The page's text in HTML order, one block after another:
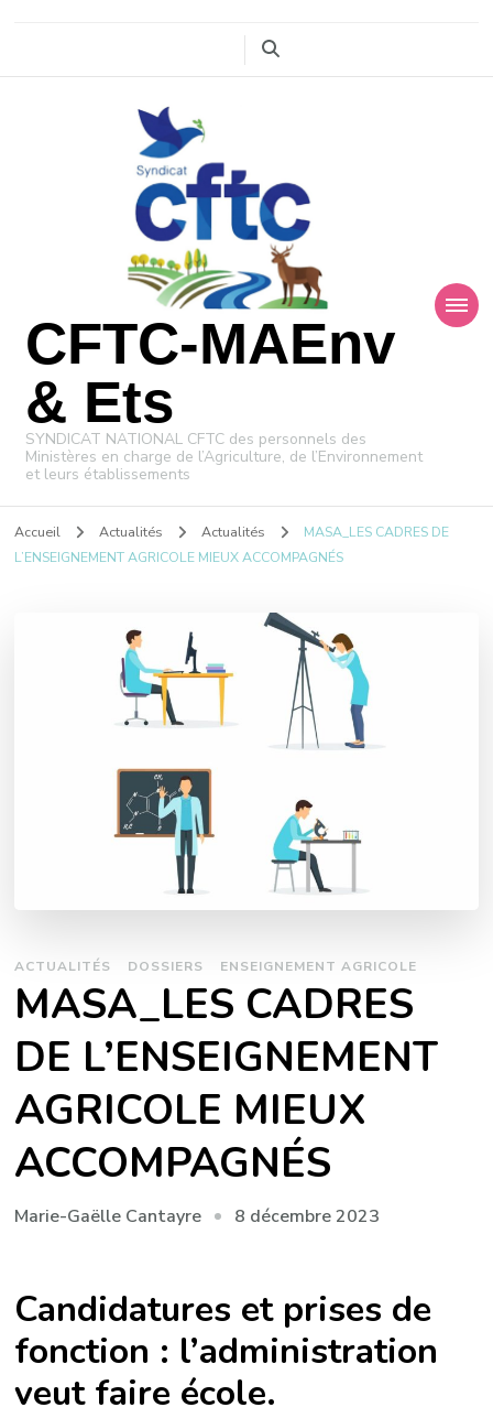
CFTC-MAEnv
& Ets
SYNDICAT NATIONAL CFTC des personnels des
Ministères en charge de l’Agriculture, de l’Environnement
et leurs établissements
Accueil Actualités Actualités
MASA_LES CADRES DE
L’ENSEIGNEMENT AGRICOLE MIEUX ACCOMPAGNÉS
ACTUALITÉS DOSSIERS ENSEIGNEMENT AGRICOLE
MASA_LES CADRES
DE L’ENSEIGNEMENT
AGRICOLE MIEUX
ACCOMPAGNÉS
Marie-Gaëlle Cantayre 8 décembre 2023
Candidatures et prises de
fonction : l’administration
veut faire école.